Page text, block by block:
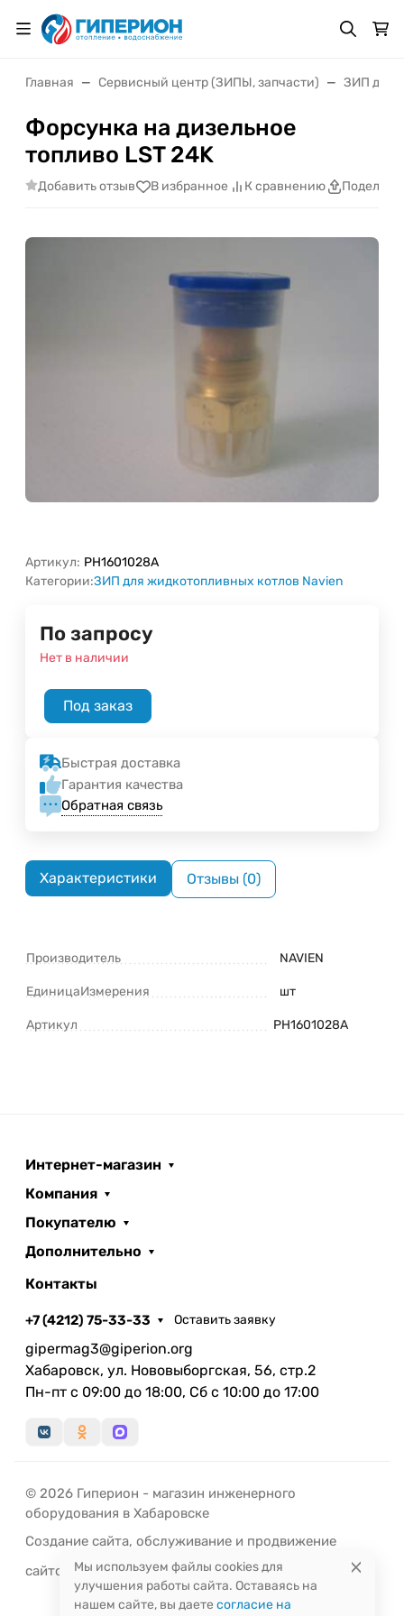
Главная Сервисный центр (ЗИПЫ, запчасти) ЗИП для
Форсунка на дизельное
топливо LST 24K
Добавить отзыв В избранное К сравнению
Артикул: PH1601028A
Категории:ЗИП для жидкотопливных котлов Navien
По запросу
Нет в наличии
Под заказ
Быстрая доставка
Гарантия качества
Обратная связь
Характеристики Отзывы (0)
Производитель NAVIEN
ЕдиницаИзмерения шт
Артикул PH1601028A
Интернет-магазин
Компания
Покупателю
Дополнительно
Контакты
+7 (4212) 75-33-33 Оставить заявку
gipermag3@giperion.org
Хабаровск, ул. Нововыборгская, 56, стр.2
Пн-пт с 09:00 до 18:00, Сб с 10:00 до 17:00
© 2026 Гиперион - магазин инженерного
оборудования в Хабаровске
Создание сайта, обслуживание и продвижение
сайтов
-РЭДЛАЙН
Мы используем файлы cookies для
улучшения работы сайта. Оставаясь на
нашем сайте, вы даете согласие на